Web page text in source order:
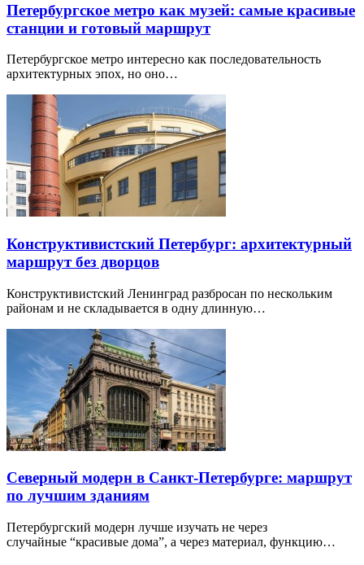
Петербургское метро как музей: самые красивые
станции и готовый маршрут
Петербургское метро интересно как последовательность
архитектурных эпох, но оно…
Конструктивистский Петербург: архитектурный
маршрут без дворцов
Конструктивистский Ленинград разбросан по нескольким
районам и не складывается в одну длинную…
Северный модерн в Санкт-Петербурге: маршрут
по лучшим зданиям
Петербургский модерн лучше изучать не через
случайные “красивые дома”, а через материал, функцию…